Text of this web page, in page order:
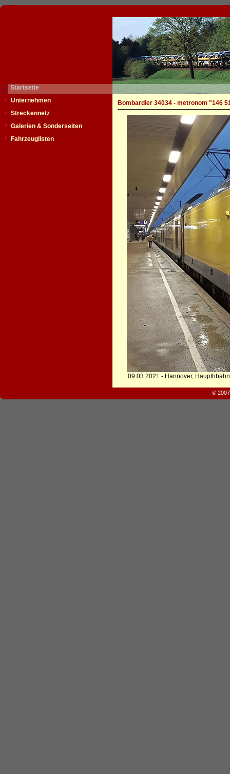
Startseite
Unternehmen
Streckennetz
Galerien & Sonderseiten
Fahrzeuglisten
Bombardier 34034 - metronom "146
09.03.2021 - Hannover,
©